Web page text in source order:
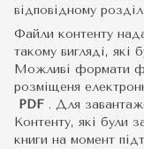
відповідному
Файли контенту
такому вигляді, які
Можливі формати
розміщеня
PDF . Для
Контенту, які були
книги на момент